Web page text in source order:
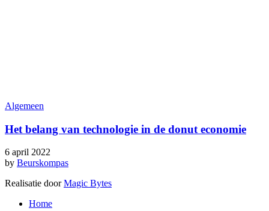
Algemeen
Het belang van technologie in de donut economie
6 april 2022
by Beurskompas
Realisatie doorMagic Bytes
Home